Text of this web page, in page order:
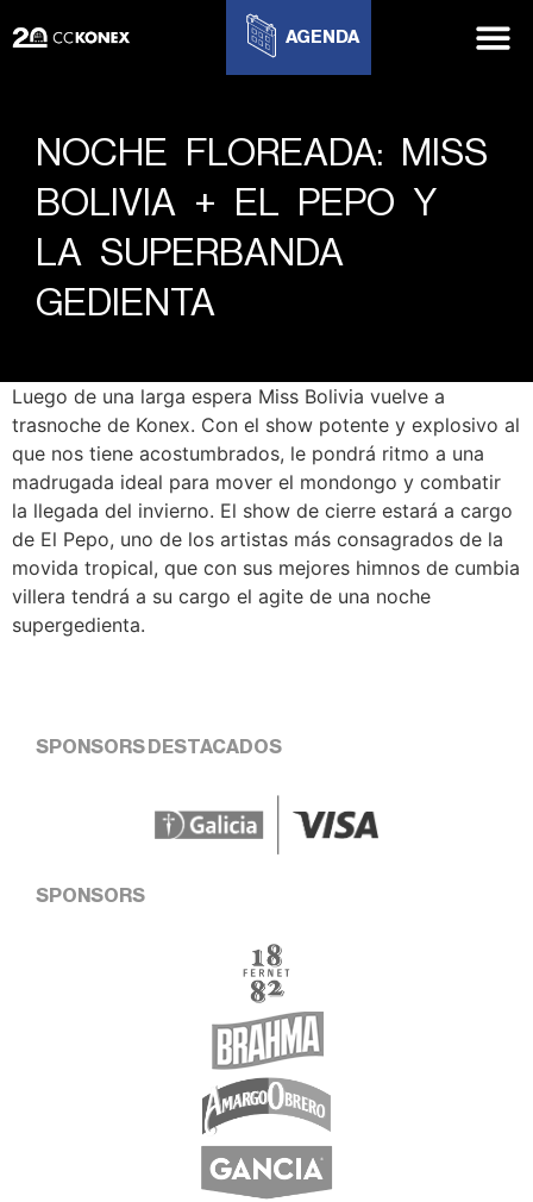
AGENDA
NOCHE FLOREADA: MISS
BOLIVIA + EL PEPO Y
LA SUPERBANDA
GEDIENTA
Luego de una larga espera Miss Bolivia vuelve a
trasnoche de Konex. Con el show potente y explosivo al
que nos tiene acostumbrados, le pondrá ritmo a una
madrugada ideal para mover el mondongo y combatir
la llegada del invierno. El show de cierre estará a cargo
de El Pepo, uno de los artistas más consagrados de la
movida tropical, que con sus mejores himnos de cumbia
villera tendrá a su cargo el agite de una noche
supergedienta.
SPONSORS DESTACADOS
SPONSORS